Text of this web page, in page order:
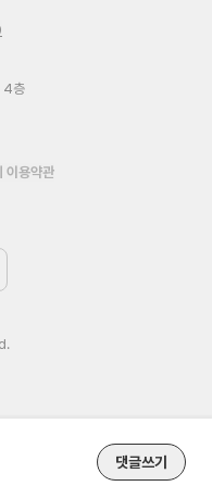
댓글쓰기
4층
이용약관